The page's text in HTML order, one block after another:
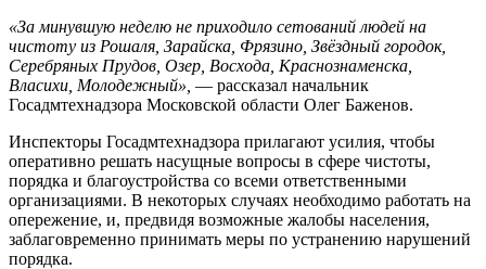
«За минувшую неделю не приходило сетований людей на
чистоту из Рошаля, Зарайска, Фрязино, Звёздный городок,
Серебряных Прудов, Озер, Восхода, Краснознаменска,
Власихи, Молодежный», — рассказал начальник
Госадмтехнадзора Московской области Олег Баженов.
Инспекторы Госадмтехнадзора прилагают усилия, чтобы
оперативно решать насущные вопросы в сфере чистоты,
порядка и благоустройства со всеми ответственными
организациями. В некоторых случаях необходимо работать на
опережение, и, предвидя возможные жалобы населения,
заблаговременно принимать меры по устранению нарушений
порядка.